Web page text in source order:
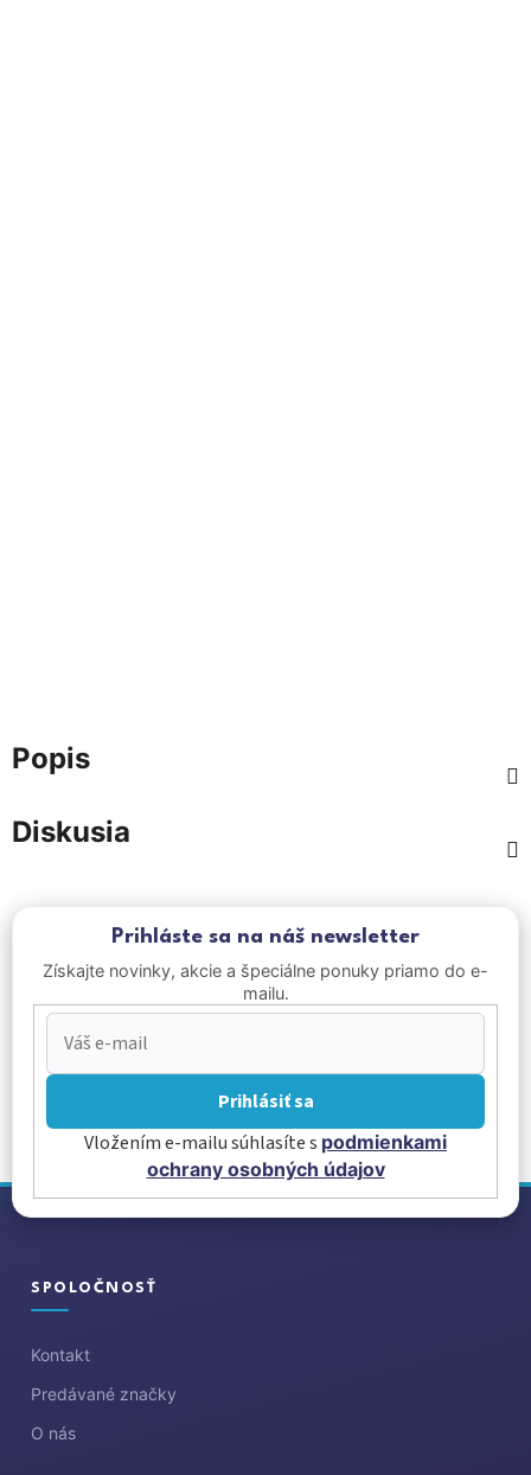
Popis
Diskusia
Prihláste sa na náš newsletter
Získajte novinky, akcie a špeciálne ponuky priamo do e-
mailu.
Prihlásiť sa
Vložením e-mailu súhlasíte s podmienkami
ochrany osobných údajov
Z
SPOLOČNOSŤ
Kontakt
Predávané značky
O nás